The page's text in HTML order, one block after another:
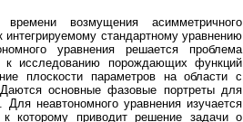
возмущения асимметричного
интегрируемому стандартному уравнению
уравнения решается проблема
к исследованию порождающих функций
плоскости параметров на области с
основные фазовые портреты для
Для неавтономного уравнения изучается
которому приводит решение задачи о